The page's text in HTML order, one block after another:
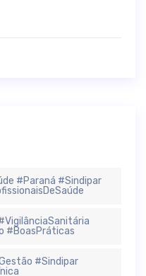
#Paraná #Sindipar
#BoasPráticas
#Sindipar